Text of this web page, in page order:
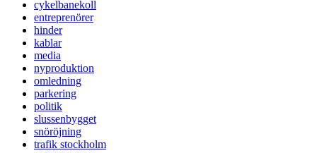
cykelbanekoll
entreprenörer
hinder
kablar
media
nyproduktion
omledning
parkering
politik
slussenbygget
snöröjning
trafik stockholm